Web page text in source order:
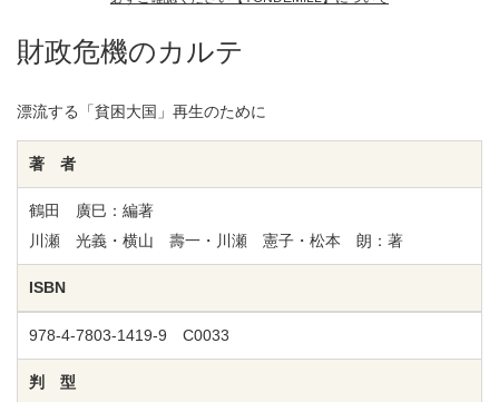
財政危機のカルテ
漂流する「貧困大国」再生のために
著 者
鶴田 廣巳：編著
川瀬 光義・横山 壽一・川瀬 憲子・松本 朗：著
ISBN
978-4-7803-1419-9 C0033
判 型